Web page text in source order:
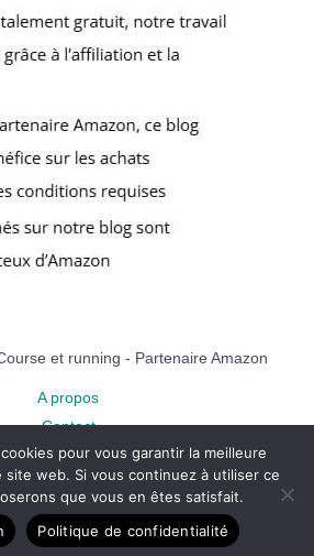
et running - Partenaire Amazon
A propos
Contact
Plan du site
Mentions légales
de confidentialité
pour vous garantir la meilleure
web. Si vous continuez à utiliser ce
que vous en êtes satisfait.
Politique de confidentialité